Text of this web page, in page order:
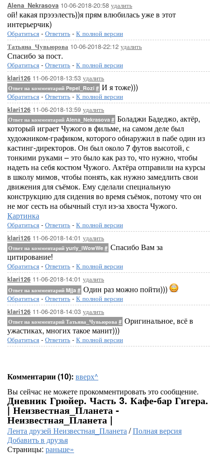
Alena_Nekrasova 10-06-2018-20:58 удалить
ой! какая прэээлесть))я прям влюбилась уже в этот
интерьерчик)
Обратиться - Ответить - К полной версии
Татьяна_Чувьюрова 10-06-2018-22:12 удалить
Спасибо за пост.
Обратиться - Ответить - К полной версии
klari126 11-06-2018-13:53 удалить
Ответ на комментарий Pepel_Rozi # И я тоже)))
Обратиться - Ответить - К полной версии
klari126 11-06-2018-13:59 удалить
Ответ на комментарий Alena_Nekrasova # Боладжи Бадеджо, актёр,
который играет Чужого в фильме, на самом деле был
художником-графиком, которого обнаружил в пабе один из
кастинг-директоров. Он был около 7 футов высотой, с
тонкими руками – это было как раз то, что нужно, чтобы
надеть на себя костюм Чужого. Актёра отправили на курсы
в школу мимов, чтобы понять, как нужно замедлить свои
движения для съёмок. Ему сделали специальную
конструкцию для сидения во время съёмок, потому что он
не мог сесть на обычный стул из-за хвоста Чужого.
Картинка
Обратиться - Ответить - К полной версии
klari126 11-06-2018-14:01 удалить
Ответ на комментарий yuriy_iWowWe # Спасибо Вам за
цитирование!
Обратиться - Ответить - К полной версии
klari126 11-06-2018-14:01 удалить
Ответ на комментарий Mjja # Один раз можно пойти)))
Обратиться - Ответить - К полной версии
klari126 11-06-2018-14:03 удалить
Ответ на комментарий Татьяна_Чувьюрова # Оригинальное, всё в
ужастиках, многих такое манит)))
Обратиться - Ответить - К полной версии
Комментарии (10): вверх^
Вы сейчас не можете прокомментировать это сообщение.
Дневник Грюйер. Часть 3. Кафе-бар Гигера.
| Неизвестная_Планета -
Неизвестная_Планета |
Лента друзей Неизвестная_Планета/Полная версия
Добавить в друзья
Страницы: раньше»